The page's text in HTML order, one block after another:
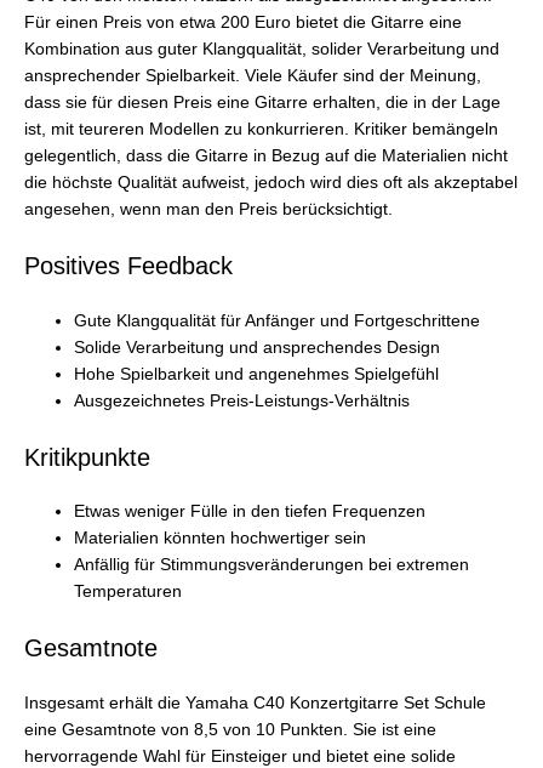
Für einen Preis von etwa 200 Euro bietet die Gitarre eine
Kombination aus guter Klangqualität, solider Verarbeitung und
ansprechender Spielbarkeit. Viele Käufer sind der Meinung,
dass sie für diesen Preis eine Gitarre erhalten, die in der Lage
ist, mit teureren Modellen zu konkurrieren. Kritiker bemängeln
gelegentlich, dass die Gitarre in Bezug auf die Materialien nicht
die höchste Qualität aufweist, jedoch wird dies oft als akzeptabel
angesehen, wenn man den Preis berücksichtigt.
Positives Feedback
Gute Klangqualität für Anfänger und Fortgeschrittene
Solide Verarbeitung und ansprechendes Design
Hohe Spielbarkeit und angenehmes Spielgefühl
Ausgezeichnetes Preis-Leistungs-Verhältnis
Kritikpunkte
Etwas weniger Fülle in den tiefen Frequenzen
Materialien könnten hochwertiger sein
Anfällig für Stimmungsveränderungen bei extremen
Temperaturen
Gesamtnote
Insgesamt erhält die Yamaha C40 Konzertgitarre Set Schule
eine Gesamtnote von 8,5 von 10 Punkten. Sie ist eine
hervorragende Wahl für Einsteiger und bietet eine solide